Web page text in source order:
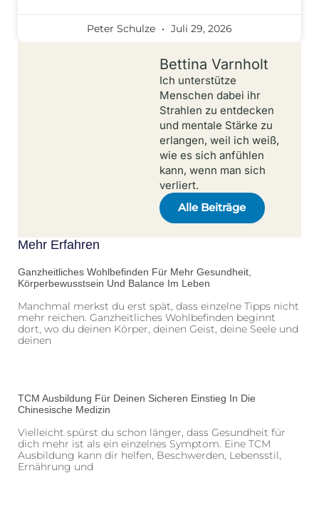
Peter Schulze Juli 29, 2026
Bettina Varnholt
Ich unterstütze
Menschen dabei ihr
Strahlen zu entdecken
und mentale Stärke zu
erlangen, weil ich weiß,
wie es sich anfühlen
kann, wenn man sich
verliert.
Alle Beiträge
Mehr Erfahren
Ganzheitliches Wohlbefinden Für Mehr Gesundheit,
Körperbewusstsein Und Balance Im Leben
Manchmal merkst du erst spät, dass einzelne Tipps nicht
mehr reichen. Ganzheitliches Wohlbefinden beginnt
dort, wo du deinen Körper, deinen Geist, deine Seele und
deinen
TCM Ausbildung Für Deinen Sicheren Einstieg In Die
Chinesische Medizin
Vielleicht spürst du schon länger, dass Gesundheit für
dich mehr ist als ein einzelnes Symptom. Eine TCM
Ausbildung kann dir helfen, Beschwerden, Lebensstil,
Ernährung und